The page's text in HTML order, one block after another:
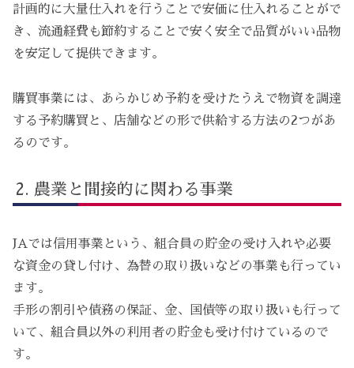
計画的に大量仕入れを行うことで安価に仕入れることがで
き、流通経費も節約することで安く安全で品質がいい品物
を安定して提供できます。
購買事業には、あらかじめ予約を受けたうえで物資を調達
する予約購買と、店舗などの形で供給する方法の2つがあ
るのです。
農業と間接的に関わる事業
JAでは信用事業という、組合員の貯金の受け入れや必要
な資金の貸し付け、為替の取り扱いなどの事業も行ってい
ます。
手形の割引や債務の保証、金、国債等の取り扱いも行って
いて、組合員以外の利用者の貯金も受け付けているので
す。